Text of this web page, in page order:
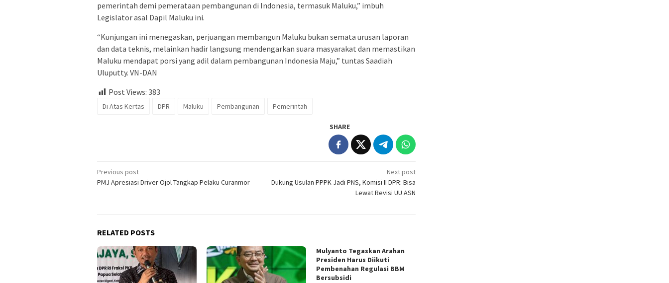
pemerintah demi pemerataan pembangunan di Indonesia, termasuk Maluku,” imbuh
Legislator asal Dapil Maluku ini.
“Kunjungan ini menegaskan, perjuangan membangun Maluku bukan semata urusan laporan
dan data teknis, melainkan hadir langsung mendengarkan suara masyarakat dan memastikan
Maluku mendapat porsi yang adil dalam pembangunan Indonesia Maju,” tuntas Saadiah
Uluputty. VN-DAN
Post Views: 383
Di Atas Kertas DPR Maluku Pembangunan Pemerintah
SHARE
Post
navigation
Previous post
PMJ Apresiasi Driver Ojol Tangkap Pelaku Curanmor
Next post
Dukung Usulan PPPK Jadi PNS, Komisi II DPR: Bisa
Lewat Revisi UU ASN
RELATED POSTS
Mulyanto Tegaskan Arahan
Presiden Harus Diikuti
Pembenahan Regulasi BBM
Bersubsidi